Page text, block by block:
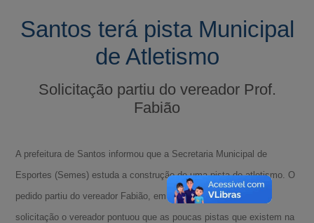
Santos terá pista Municipal
de Atletismo
Solicitação partiu do vereador Prof.
Fabião
A prefeitura de Santos informou que a Secretaria Municipal de
Esportes (Semes) estuda a construção de uma pista de atletismo. O
pedido partiu do vereador Fabião, em abril deste ano. Em sua
solicitação o vereador pontuou que as poucas pistas que existem na